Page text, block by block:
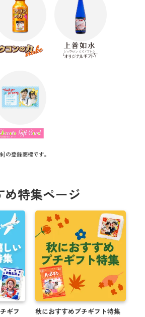
)の登録商標です。
特集ページ
ギフ 秋におすすめプチギフト特集